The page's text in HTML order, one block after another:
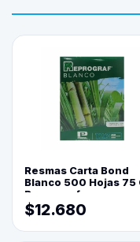
Resmas Carta Bond
Blanco 500 Hojas 75
Reprograf.
$12.680